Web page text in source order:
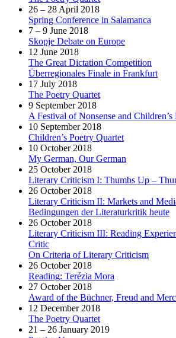
26 – 28 April 2018
Spring Conference in Salamanca
7 – 9 June 2018
Skopje Debate on Europe
12 June 2018
The Great Dictation Competition
Überregionales Finale in Frankfurt
17 July 2018
The Poetry Quartet
9 September 2018
A Festival of Nonsense and Children’s
10 September 2018
Children’s Poetry Quartet
10 October 2018
My German, Our German
25 October 2018
Literary Criticism I: Thumbs Up –
26 October 2018
Literary Criticism II: Markets and
Bedingungen der Literaturkritik heute
26 October 2018
Literary Criticism III: Reading
Critic
On Criteria of Literary Criticism
26 October 2018
Reading: Terézia Mora
27 October 2018
Award of the Büchner, Freud and
12 December 2018
The Poetry Quartet
21 – 26 January 2019